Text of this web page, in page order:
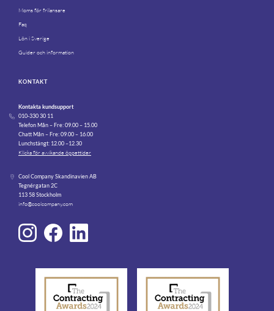
Moms för frilansare
Faq
Lön i Sverige
Guider och information
KONTAKT
Kontakta kundsupport
010-330 30 11
Telefon Mån – Fre: 09.00 – 15.00
Chatt Mån – Fre: 09.00 – 16.00
Lunchstängt: 12.00 –12.30
Klicka för avvikande öppettider
Cool Company Skandinavien AB
Tegnérgatan 2C
113 58 Stockholm
info@coolcompany.com